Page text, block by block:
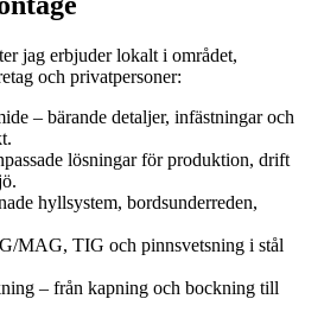
jag erbjuder lokalt i området,
och privatpersoner:
– bärande detaljer, infästningar och
lösningar för produktion, drift
hyllsystem, bordsunderreden,
MAG, TIG och pinnsvetsning i stål
– från kapning och bockning till